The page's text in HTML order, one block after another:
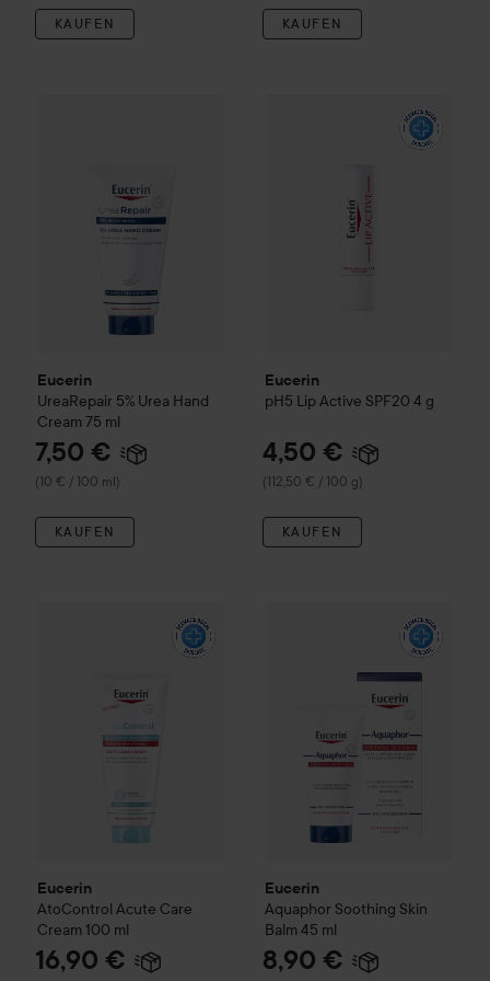
KAUFEN KAUFEN
Eucerin
UreaRepair 5% Urea Hand
Cream75 ml
7,50 €
(10 € / 100 ml)
KAUFEN
(10 € / 100 ml)
Eucerin
pH5 Lip Active SPF20 4 g
4,50 €
(112,50 € / 100 g)
KAUFEN
Lip Active SPF20
Eucerin
AtoControl Acute Care
Cream 100 ml
16,90 €
AtoControlAcute Care Cream (16,90 € / 100 ml)
Eucerin
Aquaphor Soothing Skin
Balm45 ml
8,90 €
Aquaphor Soothing